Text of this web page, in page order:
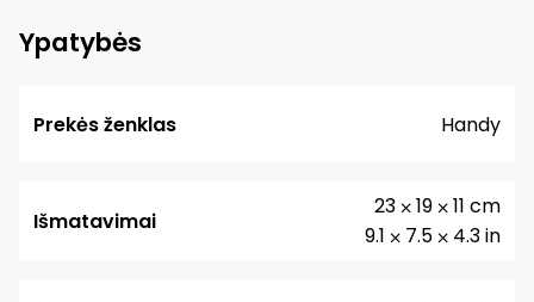
Ypatybės
Prekės ženklas Handy
Išmatavimai
9.1 ⨉ 7.5 ⨉ 4.3 in
23 ⨉ 19 ⨉ 11 cm